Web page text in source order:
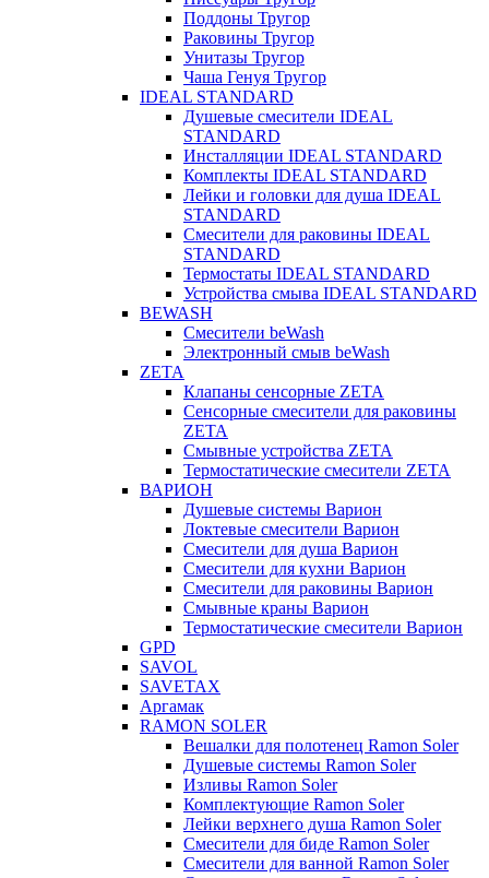
Поддоны Тругор
Раковины Тругор
Унитазы Тругор
Чаша Генуя Тругор
IDEAL STANDARD
Душевые смесители IDEAL
STANDARD
Инсталляции IDEAL STANDARD
Комплекты IDEAL STANDARD
Лейки и головки для душа IDEAL
STANDARD
Смесители для раковины IDEAL
STANDARD
Термостаты IDEAL STANDARD
Устройства смыва IDEAL STANDARD
BEWASH
Смесители beWash
Электронный смыв beWash
ZETA
Клапаны сенсорные ZETA
Сенсорные смесители для раковины
ZETA
Смывные устройства ZETA
Термостатические смесители ZETA
ВАРИОН
Душевые системы Варион
Локтевые смесители Варион
Смесители для душа Варион
Смесители для кухни Варион
Смесители для раковины Варион
Смывные краны Варион
Термостатические смесители Варион
GPD
SAVOL
SAVETAX
Аргамак
RAMON SOLER
Вешалки для полотенец Ramon Soler
Душевые системы Ramon Soler
Изливы Ramon Soler
Комплектующие Ramon Soler
Лейки верхнего душа Ramon Soler
Смесители для биде Ramon Soler
Смесители для ванной Ramon Soler